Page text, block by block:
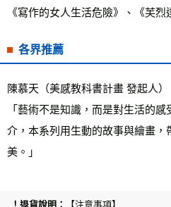
《寫作的女人生活危險》、《芙
各界推薦
陳慕天（美感教科書計畫 發起人）
「藝術不是知識，而是對生活的
介，本系列用生動的故事與繪畫，
美。」
【注意事項】